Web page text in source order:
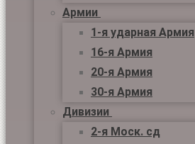
Армии
1-я ударная Армия
16-я Армия
20-я Армия
30-я Армия
Дивизии
2-я Моск. сд